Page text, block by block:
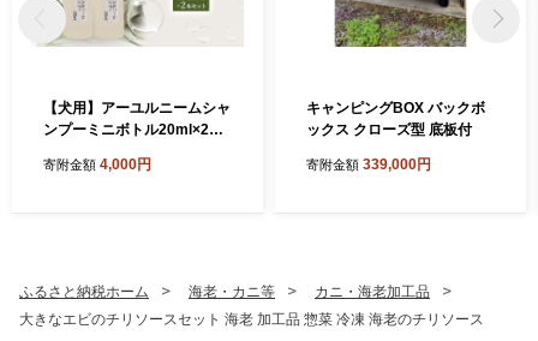
【犬用】アーユルニームシャ
ンプーミニボトル20ml×2本
プー 雑貨 日用品 犬用シャン
寄附金額 4,000円
キャンピングBOX バックボ
ックス クローズ型 底板付
寄附金額 339,000円
ふるさと納税ホーム 海老・カニ等
カニ・海老加工品
大きなエビのチリソースセット 海老 加工品 惣菜 冷凍 海老のチリソース